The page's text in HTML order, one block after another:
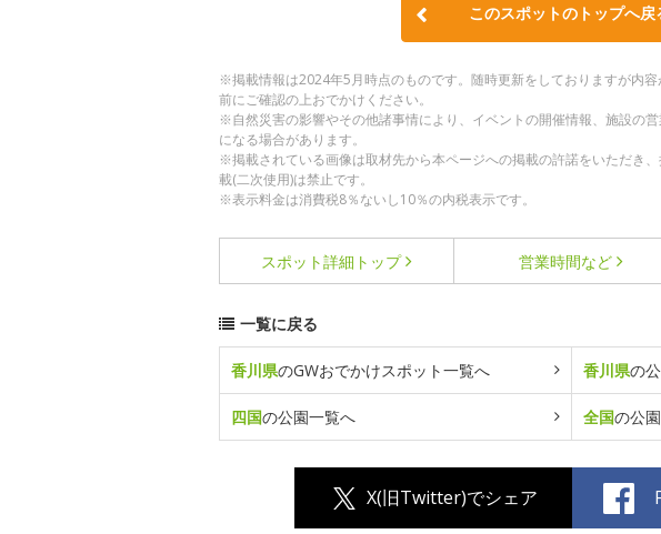
このスポットのトップへ戻
※掲載情報は2024年5月時点のものです。随時更新をしておりますが内
前にご確認の上おでかけください。
※自然災害の影響やその他諸事情により、イベントの開催情報、施設の
になる場合があります。
※掲載されている画像は取材先から本ページへの掲載の許諾をいただき
載(二次使用)は禁止です。
※表示料金は消費税8％ないし10％の内税表示です。
スポット詳細 トップ 営業時間など
一覧に戻る
香川県のGWおでかけスポット一覧へ 香川県の
四国の公園一覧へ 全国の公
X(旧Twitter)でシェア